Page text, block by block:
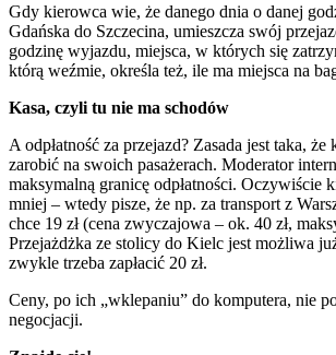
Gdy kierowca wie, że danego dnia o danej
Gdańska do Szczecina, umieszcza swój
godzinę wyjazdu, miejsca, w których się
którą weźmie, określa też, ile ma miejsca na
Kasa, czyli tu nie ma schodów
A odpłatność za przejazd? Zasada jest taka,
zarobić na swoich pasażerach. Moderator
maksymalną granicę odpłatności. Oczywiście
mniej – wtedy pisze, że np. za transport z
chce 19 zł (cena zwyczajowa – ok. 40 zł,
Przejażdżka ze stolicy do Kielc jest możliwa
zwykle trzeba zapłacić 20 zł.
Ceny, po ich „wklepaniu” do komputera, nie
negocjacji.